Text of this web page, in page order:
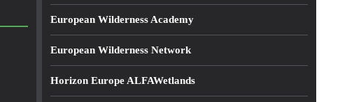
European Wilderness Academy
European Wilderness Network
Horizon Europe ALFAWetlands